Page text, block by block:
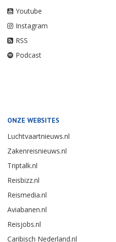
Youtube
Instagram
RSS
Podcast
ONZE WEBSITES
Luchtvaartnieuws.nl
Zakenreisnieuws.nl
Triptalk.nl
Reisbizz.nl
Reismedia.nl
Aviabanen.nl
Reisjobs.nl
Caribisch Nederland.nl